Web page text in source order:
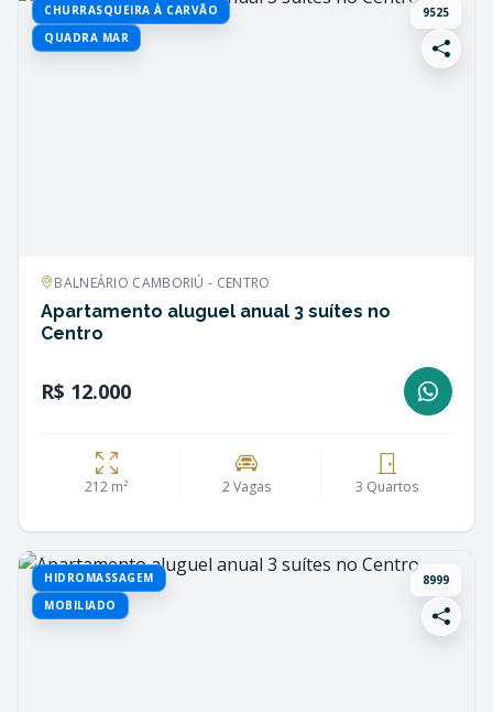
CHURRASQUEIRA À CARVÃO
QUADRA MAR
9525
BALNEÁRIO CAMBORIÚ - CENTRO
Apartamento aluguel anual 3 suítes no
Centro
R$ 12.000
212 m² 2 Vagas 3 Quartos
HIDROMASSAGEM
MOBILIADO
8999